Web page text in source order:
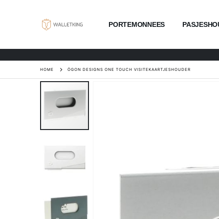
PORTEMONNEES
HOME ÖGON DESIGNS ONE TOUCH VISITEKAARTJESHOUDER
Ga
naar
afbeeldingen-